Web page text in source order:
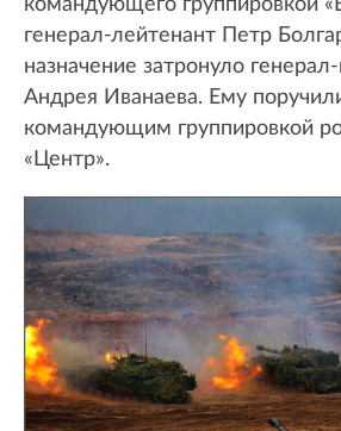
командующего группировкой
генерал-лейтенант Петр
назначение затронуло
Андрея Иванаева. Ему
командующим группировкой
«Центр».